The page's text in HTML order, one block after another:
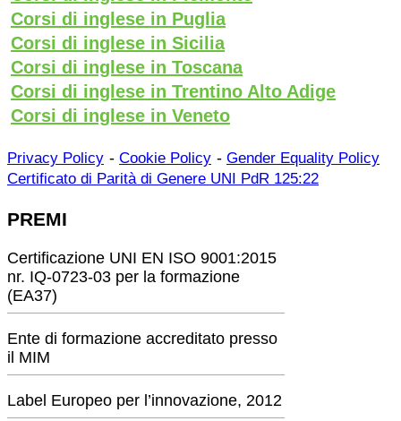
Corsi di inglese in Puglia
Corsi di inglese in Sicilia
Corsi di inglese in Toscana
Corsi di inglese in Trentino Alto Adige
Corsi di inglese in Veneto
Privacy Policy - Cookie Policy - Gender Equality Policy
Certificato di Parità di Genere UNI PdR 125:22
PREMI
Certificazione UNI EN ISO 9001:2015
nr. IQ-0723-03 per la formazione
(EA37)
Ente di formazione accreditato presso
il MIM
Label Europeo per l’innovazione, 2012